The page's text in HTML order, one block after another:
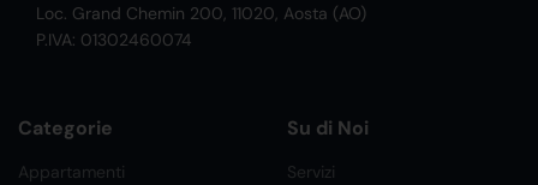
Loc. Grand Chemin 200, 11020, Aosta (AO)
P.IVA: 01302460074
Categorie
Appartamenti
Su di Noi
Servizi